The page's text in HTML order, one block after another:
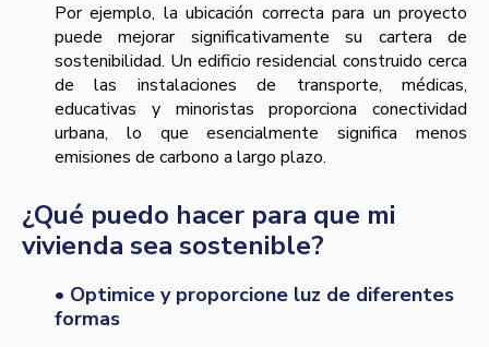
Por ejemplo, la ubicación correcta para un proyecto
puede mejorar significativamente su cartera de
sostenibilidad. Un edificio residencial construido cerca
de las instalaciones de transporte, médicas,
educativas y minoristas proporciona conectividad
urbana, lo que esencialmente significa menos
emisiones de carbono a largo plazo.
¿Qué puedo hacer para que mi
vivienda sea sostenible?
• Optimice y proporcione luz de diferentes
formas